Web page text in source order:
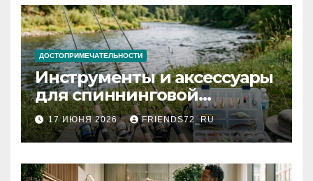
ДОСТОПРИМЕЧАТЕЛЬНОСТИ
Инструменты и аксессуары
для спиннинговой
рыбалки: назначение и
типы
17 ИЮНЯ 2026 FRIENDS72_RU